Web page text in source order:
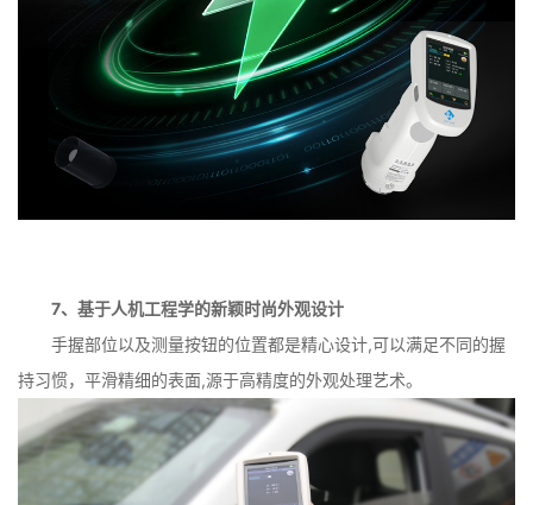
7、基于人机工程学的新颖时尚外观设计
手握部位以及测量按钮的位置都是精心设计,可以满足不同的握
持习惯，平滑精细的表面,源于高精度的外观处理艺术。